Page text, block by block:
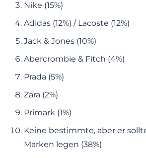
Nike (15%)
Adidas (12%) / Lacoste (12%)
Jack & Jones (10%)
Abercrombie & Fitch (4%)
Prada (5%)
Zara (2%)
Primark (1%)
Keine bestimmte, aber er
Marken legen (38%)